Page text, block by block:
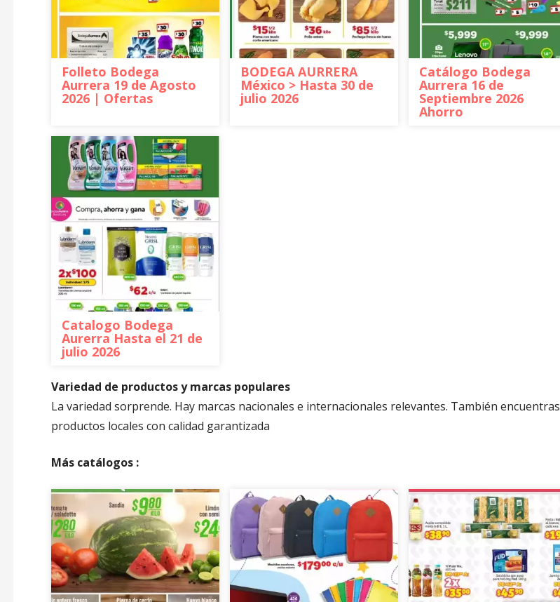
Folleto Bodega
Aurrera 19 de Agosto
2026 | Ofertas
BODEGA AURRERA
México > Hasta 30 de
julio 2026
Catálogo Bodega
Aurrera 16 de
Septiembre 2026
Ahorro
Catalogo Bodega
Aurerra Hasta el 21 de
julio 2026
Variedad de productos y marcas populares
La variedad sorprende. Hay marcas nacionales e internacionales relevantes. También encuentras
productos locales con calidad garantizada
Más catálogos :